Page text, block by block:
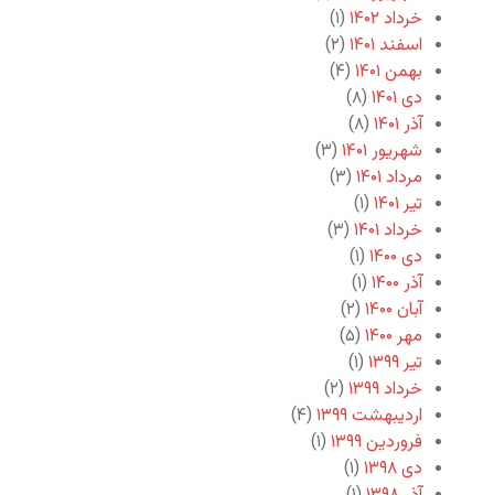
خرداد ۱۴۰۲
(۱)
اسفند ۱۴۰۱
(۲)
بهمن ۱۴۰۱
(۴)
دی ۱۴۰۱
(۸)
آذر ۱۴۰۱
(۸)
شهریور ۱۴۰۱
(۳)
مرداد ۱۴۰۱
(۳)
تیر ۱۴۰۱
(۱)
خرداد ۱۴۰۱
(۳)
دی ۱۴۰۰
(۱)
آذر ۱۴۰۰
(۱)
آبان ۱۴۰۰
(۲)
مهر ۱۴۰۰
(۵)
تیر ۱۳۹۹
(۱)
خرداد ۱۳۹۹
(۲)
اردیبهشت ۱۳۹۹
(۴)
فروردین ۱۳۹۹
(۱)
دی ۱۳۹۸
(۱)